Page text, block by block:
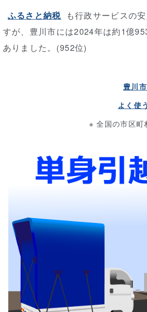
ふるさと納税 も行政サービスの
すが、豊川市には2024年は約1億
ありました。(952位)
豊川
よく使
※ 全国の市区町